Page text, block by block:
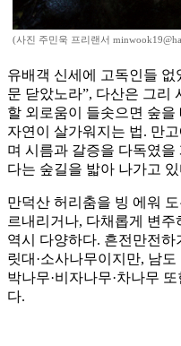
(사진 주민욱 프리랜서
유배객 신세에 고독인들 없
문 닫았노라”, 다산은 그리
할 외로움이 들솟으면 숲
자연이 살가워지는 법. 만
며 시름과 갈증을 다독였
다는 숲길을 밟아 나가고 있
만덕산 허리춤을 빙 에워
르내리거나, 다채롭게 변
역시 다양하다. 흔전만전하
릿대·소사나무이지만, 남
박나무·비자나무·차나무
다.